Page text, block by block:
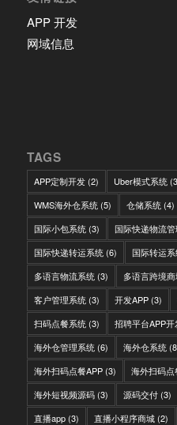
APP 开发
网域信息
TAGS
APP定制开发(2) Uber模式系统
WMS海外仓系统 (5) 仓储系统 (4)
国际小包系统 (3) 国际快递物流
国际快递转运系统 (6) 国际转运系
多语言物流系统 (3) 多语言跨境
客户管理系统 (3) 开发APP(3)
扫码点餐系统 (3) 招聘平台APP开
海外仓管理系统 (6) 海外仓系统
海外扫码点餐APP(3) 海外扫码点
海外短视频源码(3) 源码交付(3)
直播app(3) 直播小程序商城(2)